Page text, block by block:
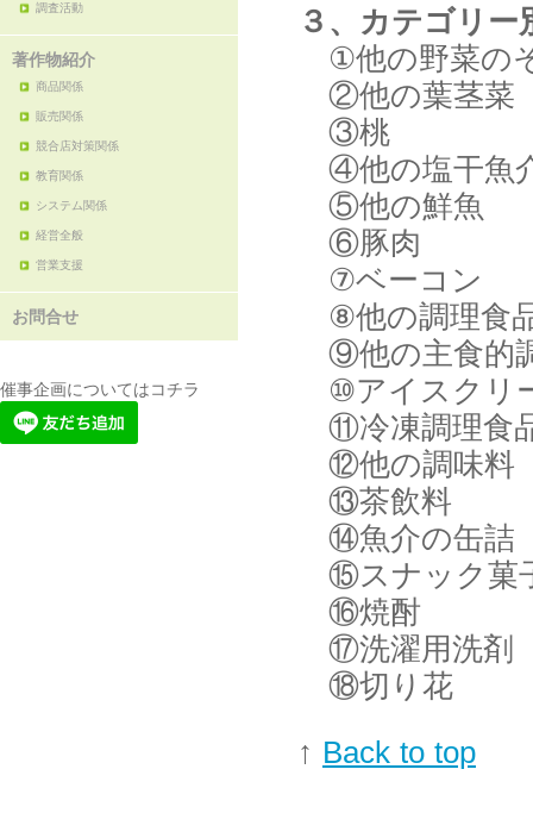
調査活動
著作物紹介
商品関係
販売関係
競合店対策関係
教育関係
システム関係
経営全般
営業支援
お問合せ
催事企画についてはコチラ
３、カテゴリー
①他の野菜の
②他の葉茎菜
③桃
④他の塩干魚
⑤他の鮮魚
⑥豚肉
⑦ベーコン
⑧他の調理食
⑨他の主食的
⑩アイスクリ
⑪冷凍調理食
⑫他の調味料
⑬茶飲料
⑭魚介の缶詰
⑮スナック菓
⑯焼酎
⑰洗濯用洗剤
⑱切り花
↑ Back to top